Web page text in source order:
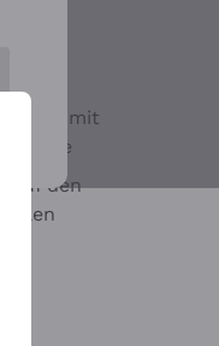
oder mit
Sulfite
auf den